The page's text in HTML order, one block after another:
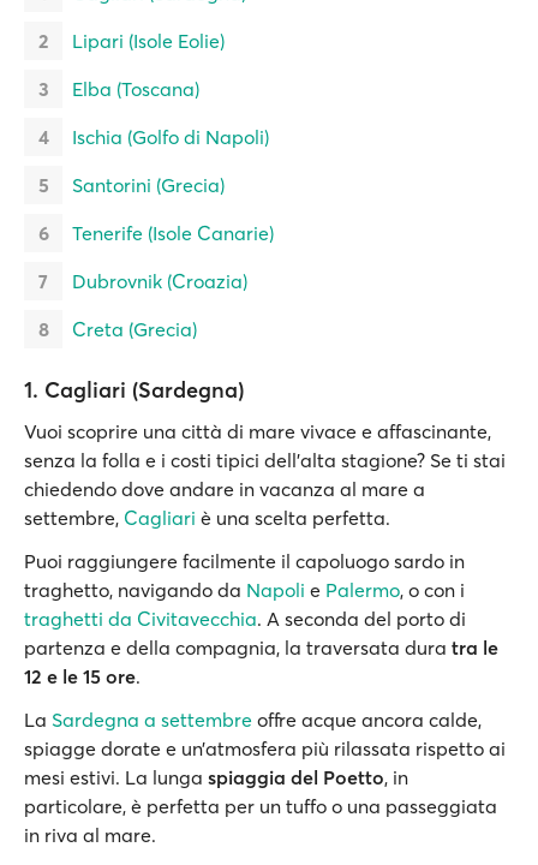
Lipari (Isole Eolie)
Elba (Toscana)
Ischia (Golfo di Napoli)
Santorini (Grecia)
Tenerife (Isole Canarie)
Dubrovnik (Croazia)
Creta (Grecia)
1. Cagliari (Sardegna)
Vuoi scoprire una città di mare vivace e affascinante,
senza la folla e i costi tipici dell’alta stagione? Se ti stai
chiedendo dove andare in vacanza al mare a
settembre, Cagliari è una scelta perfetta.
Puoi raggiungere facilmente il capoluogo sardo in
traghetto, navigando da Napoli e Palermo, o con i
traghetti da Civitavecchia. A seconda del porto di
partenza e della compagnia, la traversata dura tra le
12 e le 15 ore.
La Sardegna a settembre offre acque ancora calde,
spiagge dorate e un’atmosfera più rilassata rispetto ai
mesi estivi. La lunga spiaggia del Poetto, in
particolare, è perfetta per un tuffo o una passeggiata
in riva al mare.